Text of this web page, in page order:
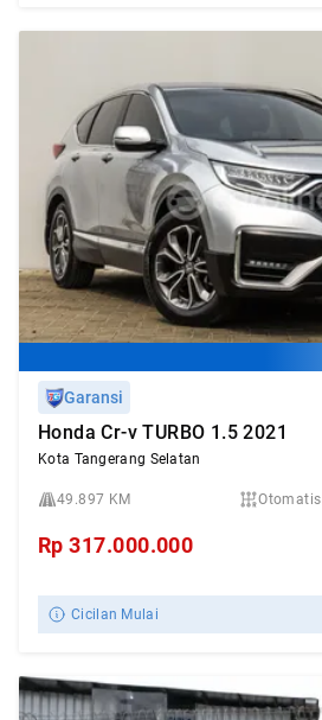
Garansi
Honda Cr-v TURBO 1.5 2021
Kota Tangerang Selatan
49.897 KM Otomatis
Rp317.000.000
Cicilan Mulai